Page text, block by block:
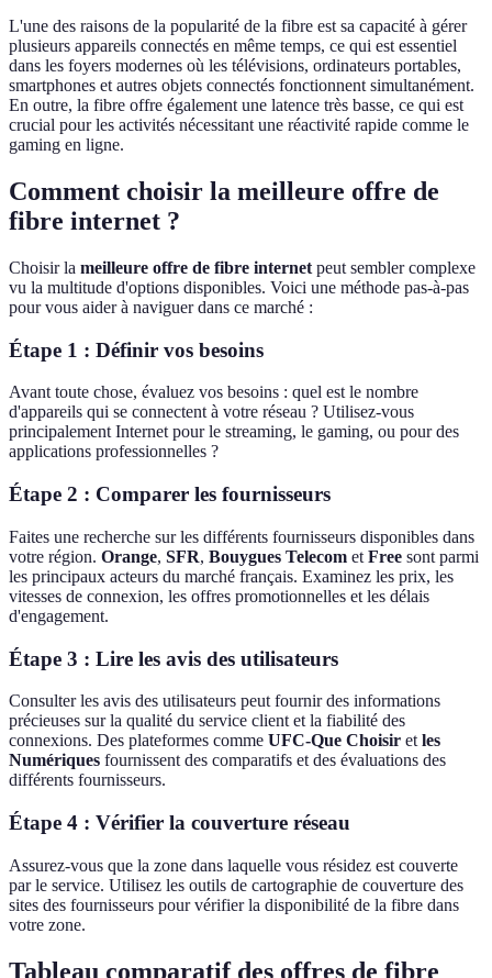
L'une des raisons de la popularité de la fibre est sa capacité à gérer
plusieurs appareils connectés en même temps, ce qui est essentiel
dans les foyers modernes où les télévisions, ordinateurs portables,
smartphones et autres objets connectés fonctionnent simultanément.
En outre, la fibre offre également une latence très basse, ce qui est
crucial pour les activités nécessitant une réactivité rapide comme le
gaming en ligne.
Comment choisir la meilleure offre de
fibre internet ?
Choisir la meilleure offre de fibre internet peut sembler complexe
vu la multitude d'options disponibles. Voici une méthode pas-à-pas
pour vous aider à naviguer dans ce marché :
Étape 1 : Définir vos besoins
Avant toute chose, évaluez vos besoins : quel est le nombre
d'appareils qui se connectent à votre réseau ? Utilisez-vous
principalement Internet pour le streaming, le gaming, ou pour des
applications professionnelles ?
Étape 2 : Comparer les fournisseurs
Faites une recherche sur les différents fournisseurs disponibles dans
votre région. Orange, SFR, Bouygues Telecom et Free sont parmi
les principaux acteurs du marché français. Examinez les prix, les
vitesses de connexion, les offres promotionnelles et les délais
d'engagement.
Étape 3 : Lire les avis des utilisateurs
Consulter les avis des utilisateurs peut fournir des informations
précieuses sur la qualité du service client et la fiabilité des
connexions. Des plateformes comme UFC-Que Choisir et les
Numériques fournissent des comparatifs et des évaluations des
différents fournisseurs.
Étape 4 : Vérifier la couverture réseau
Assurez-vous que la zone dans laquelle vous résidez est couverte
par le service. Utilisez les outils de cartographie de couverture des
sites des fournisseurs pour vérifier la disponibilité de la fibre dans
votre zone.
Tableau comparatif des offres de fibre